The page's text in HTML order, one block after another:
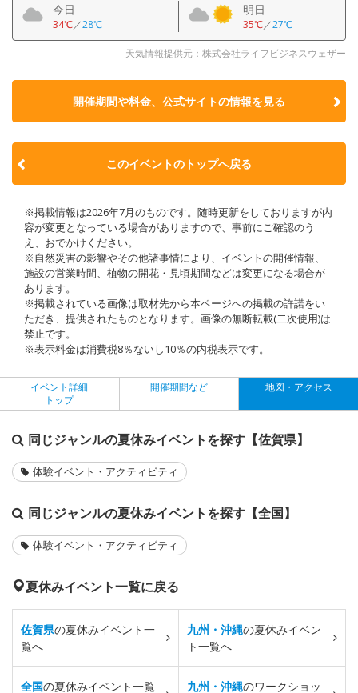
今日
34℃／28℃
明日
35℃／27℃
天気情報提供元：株式会社ライフビジネスウェザー
開催期間や料金、公式サイトの情報を見る
このイベントのトップへ戻る
※掲載情報は2026年7月のものです。随時更新をしておりますが内
容が変更となっている場合がありますので、事前にご確認のう
え、おでかけください。
※自然災害の影響やその他諸事情により、イベントの開催情報、
施設の営業時間、植物の開花・見頃期間などは変更になる場合が
あります。
※掲載されている画像は取材先から本ページへの掲載の許諾をい
ただき、提供されたものとなります。画像の無断転載(二次使用)は
禁止です。
※表示料金は消費税8％ないし10％の内税表示です。
イベント詳細
トップ
開催期間など 地図・アクセス
同じジャンルの夏休みイベントを探す【佐賀県】
体験イベント・アクティビティ
同じジャンルの夏休みイベントを探す【全国】
体験イベント・アクティビティ
夏休みイベント一覧に戻る
佐賀県の夏休みイベント一
覧へ
九州・沖縄の夏休みイベン
ト一覧へ
全国の夏休みイベント一覧 九州・沖縄のワークショッ